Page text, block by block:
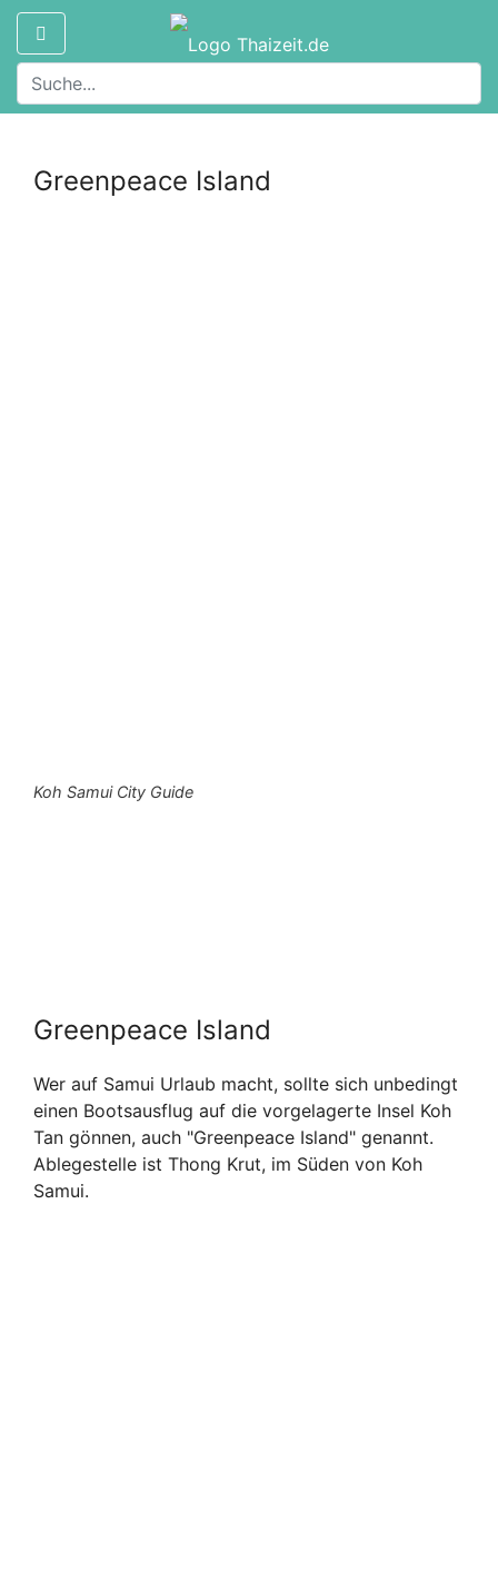
Greenpeace Island
Koh Samui City Guide
Greenpeace Island
Wer auf Samui Urlaub macht, sollte sich unbedingt
einen Bootsausflug auf die vorgelagerte Insel Koh
Tan gönnen, auch "Greenpeace Island" genannt.
Ablegestelle ist Thong Krut, im Süden von Koh
Samui.